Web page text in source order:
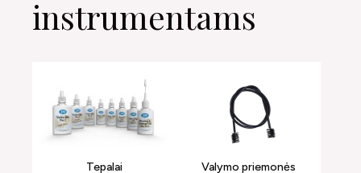
instrumentams
Tepalai Valymo priemonės